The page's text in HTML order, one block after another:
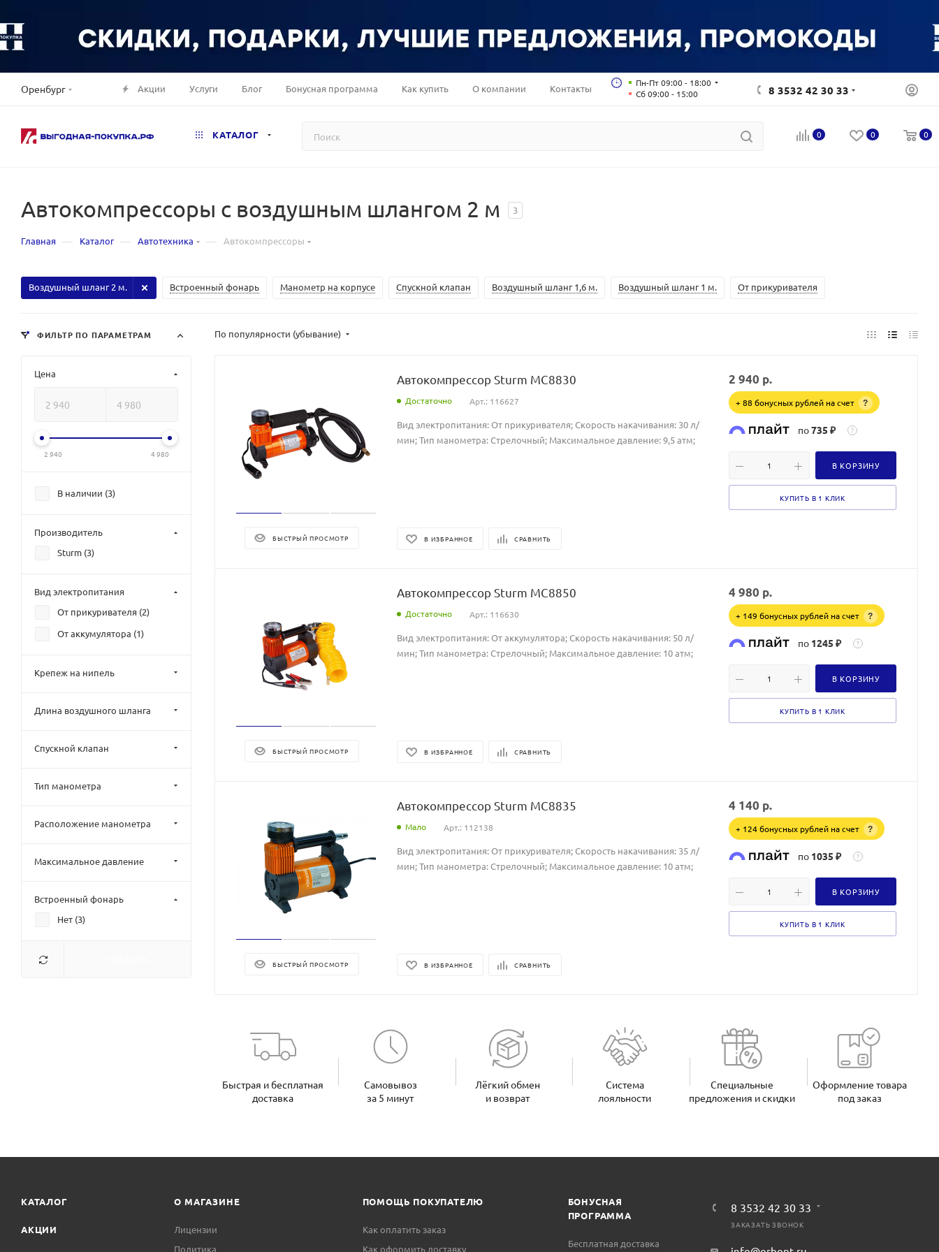
Оренбург Акции Услуги Блог Бонусная программа Как купить О компании Контакты
Пн-Пт 09:00 - 18:00
Сб 09:00 - 15:00
8 3532 42 30 33
КАТАЛОГ 0 0 0
Автокомпрессоры с воздушным шлангом 2 м 3
Главная — Каталог — Автотехника — Автокомпрессоры
Встроенный фонарь Манометр на корпусе Спускной клапан
Воздушный шланг 2 м. Воздушный шланг 1,6 м. Воздушный шланг 1 м. От прикуривателя
По популярности (убывание)
БЫСТРЫЙ ПРОСМОТР
Автокомпрессор Sturm MC8830
Достаточно Арт.: 116627
Вид электропитания: От прикуривателя; Скорость накачивания: 30 л/
мин; Тип манометра: Стрелочный; Максимальное давление: 9,5 атм;
В ИЗБРАННОЕ СРАВНИТЬ
2 940 р.
+ 88 бонусных рублей на счет ?
по735 ₽ ?
В КОРЗИНУ
КУПИТЬ В 1 КЛИК
БЫСТРЫЙ ПРОСМОТР
Автокомпрессор Sturm MC8850
Достаточно Арт.: 116630
Вид электропитания: От аккумулятора; Скорость накачивания: 50 л/
мин; Тип манометра: Стрелочный; Максимальное давление: 10 атм;
В ИЗБРАННОЕ СРАВНИТЬ
4 980 р.
+ 149 бонусных рублей на счет ?
по 1245 ₽ ?
В КОРЗИНУ
КУПИТЬ В 1 КЛИК
БЫСТРЫЙ ПРОСМОТР
Автокомпрессор Sturm MC8835
Мало Арт.: 112138
Вид электропитания: От прикуривателя; Скорость накачивания: 35 л/
мин; Тип манометра: Стрелочный; Максимальное давление: 10 атм;
В ИЗБРАННОЕ СРАВНИТЬ
4 140 р.
+ 124 бонусных рублей на счет ?
по 1035 ₽ ?
В КОРЗИНУ
КУПИТЬ В 1 КЛИК
Быстрая и бесплатная
доставка
Самовывоз
за 5 минут
Лёгкий обмен
и возврат
Система
лояльности
Специальные
предложения и скидки
Оформление товара
под заказ
ФИЛЬТР ПО ПАРАМЕТРАМ
Цена
2 940 4 980
В наличии (3)
Производитель
Sturm (3)
Вид электропитания
От прикуривателя (2)
От аккумулятора (1)
Крепеж на нипель
Длина воздушного шланга
Спускной клапан
Тип манометра
Расположение манометра
Максимальное давление
Встроенный фонарь
Нет (3)
КАТАЛОГ
АКЦИИ
О МАГАЗИНЕ
Лицензии
Политика
ПОМОЩЬ ПОКУПАТЕЛЮ
Как оплатить заказ
Как оформить доставку
БОНУСНАЯ
ПРОГРАММА
Бесплатная доставка
8 3532 42 30 33
ЗАКАЗАТЬ ЗВОНОК